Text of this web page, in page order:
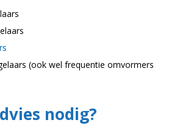
(ook wel frequentie omvormers
nodig?